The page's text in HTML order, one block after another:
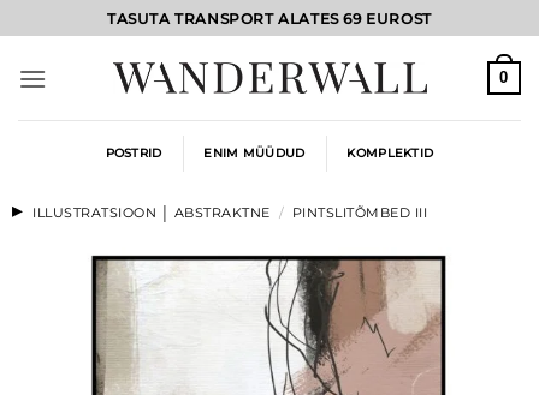
to
content
TASUTA TRANSPORT ALATES 69 EUROST
0
POSTRID ENIM MÜÜDUD KOMPLEKTID
ILLUSTRATSIOON │ ABSTRAKTNE / PINTSLITÕMBED III